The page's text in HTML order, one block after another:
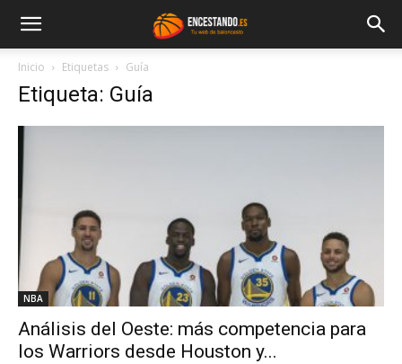
Inicio Etiquetas Guía
Etiqueta: Guía
NBA
Análisis del Oeste: más competencia para
los Warriors desde Houston y...